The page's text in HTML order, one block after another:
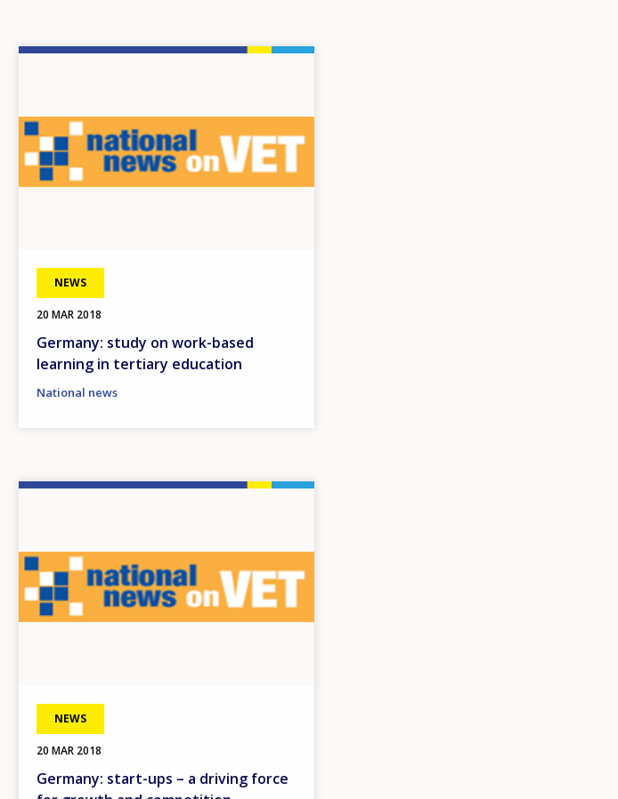
NEWS
20 MAR 2018
Germany: study on work-based
learning in tertiary education
National news
NEWS
20 MAR 2018
Germany: start-ups – a driving force